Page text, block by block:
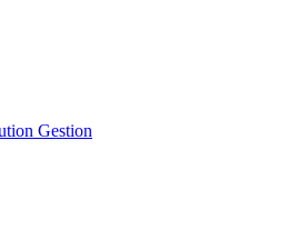
Gestion